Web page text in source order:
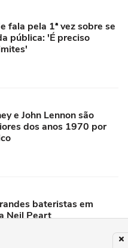
fala pela 1ª vez sobre se
pública: 'É preciso
e John Lennon são
dos anos 1970 por
bateristas em
Neil Peart